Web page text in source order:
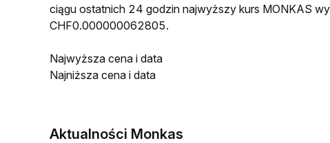
ciągu ostatnich 24 godzin najwyższy kurs MONKAS
CHF0.000000062805.
Najwyższa cena i data
Najniższa cena i data
Aktualności Monkas